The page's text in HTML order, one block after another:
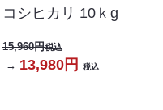
コシヒカリ 10ｋg
15,960円税込
→ 13,980円 税込